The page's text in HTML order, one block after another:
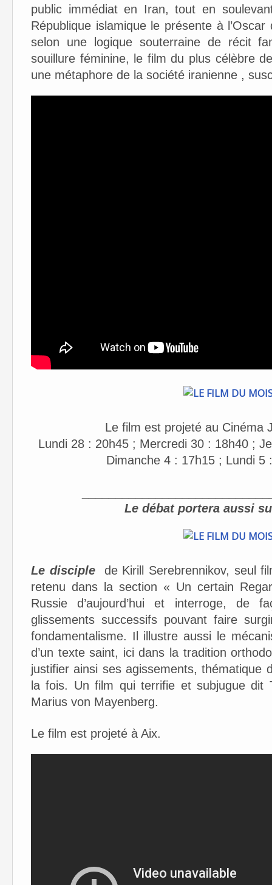
public immédiat en Iran, tout en
République islamique le présente à
selon une logique souterraine de récit
souillure féminine, le film du plus célèbre
une métaphore de la société iranienne ,
Le film est projeté au Cinéma
Lundi 28 : 20h45 ; Mercredi 30 : 18h40 ;
Dimanche 4 : 17h15 ; Lundi 5
Le débat portera aussi
Le disciplede Kirill Serebrennikov, seul
retenu dans la section « Un certain
Russie d’aujourd’hui et interroge, de
glissements successifs pouvant faire
fondamentalisme. Il illustre aussi le
d’un texte saint, ici dans la tradition
justifier ainsi ses agissements, thématique
la fois. Un film qui terrifie et subjugue dit
Marius von Mayenberg.
Le film est projeté à Aix.